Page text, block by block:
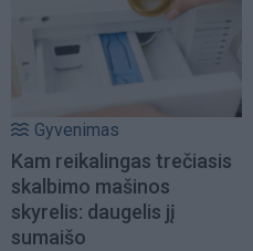
Gyvenimas
Kam reikalingas trečiasis
skalbimo mašinos
skyrelis: daugelis jį
sumaišo